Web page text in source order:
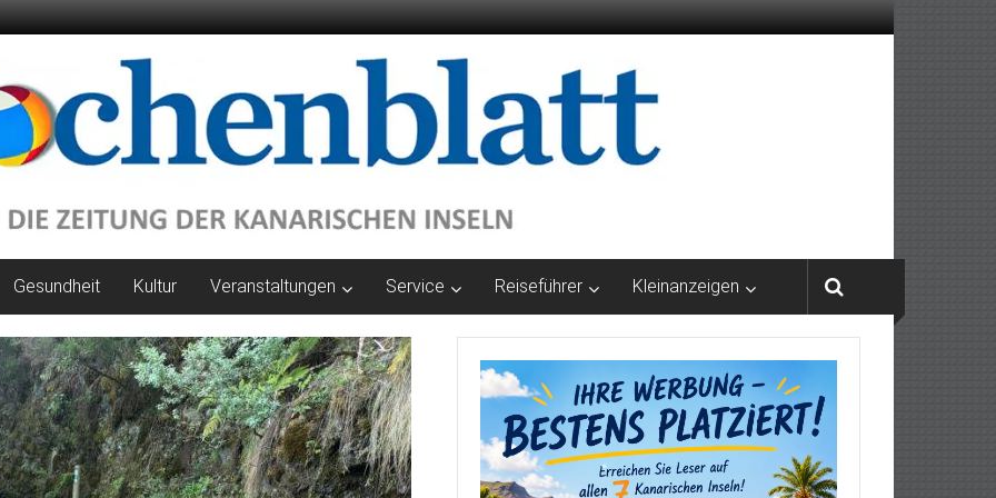
Gesundheit Kultur Veranstaltungen Service Reiseführer Kleinanzeigen